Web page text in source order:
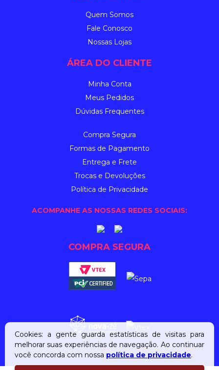
Quem Somos
Fale Conosco
Nossas Lojas
ÁREA DO CLIENTE
Minha Conta
Meus Pedidos
Dúvidas Frequentes
Compra Segura
Formas de Pagamento
Entrega e Frete
Trocas e Devoluções
Política de Privacidade
ACOMPANHE AS NOSSAS REDES SOCIAIS:
COMPRA SEGURA
Cookies: a gente guarda estatísticas de visitas para
melhorar suas experiências de navegação. Ao continuar
você concorda com nossa política de privacidade.